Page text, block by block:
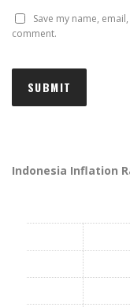
Save my name,
comment.
Indonesia Inflation